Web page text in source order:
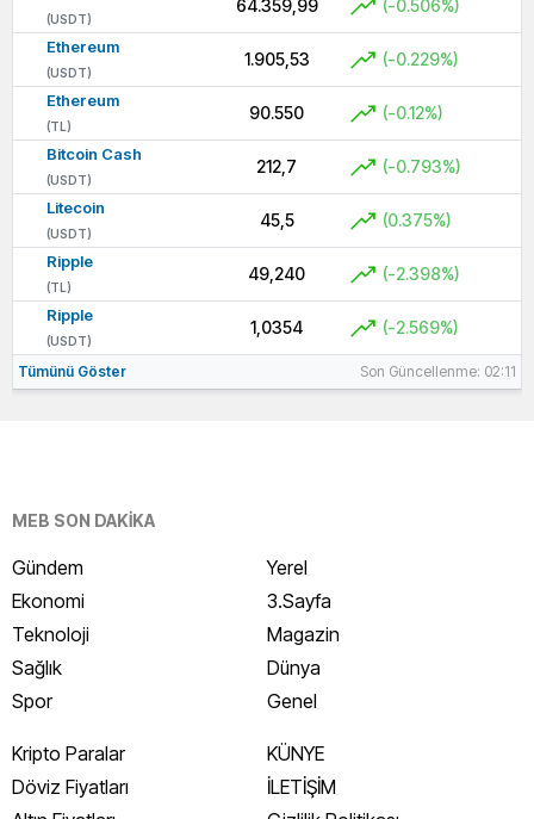
(USDT)
64.359,99 (-0.506%)
Ethereum
(USDT)
1.905,53 (-0.229%)
Ethereum
(TL)
90.550 (-0.12%)
Bitcoin Cash
(USDT)
212,7 (-0.793%)
Litecoin
(USDT)
45,5 (0.375%)
Ripple
(TL)
49,240 (-2.398%)
Ripple
(USDT)
1,0354 (-2.569%)
Tümünü Göster Son Güncellenme: 02:11
MEB SON DAKİKA
Gündem
Ekonomi
Teknoloji
Sağlık
Spor
Yerel
3.Sayfa
Magazin
Dünya
Genel
Kripto Paralar
Döviz Fiyatları
KÜNYE
İLETİŞİM